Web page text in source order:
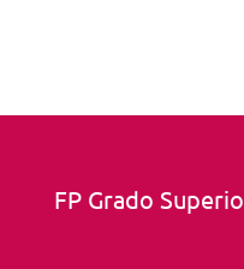
FP Grado